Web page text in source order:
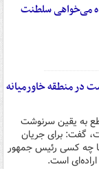
می‌خواهی سلطنت
در منطقه خاورمیانه
به یقین سرنوشت
گفت: برای جریان
چه کسی رئیس جمهور
است.